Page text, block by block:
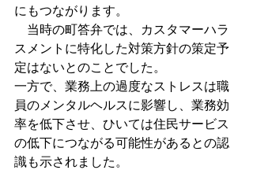
にもつながります。
当時の町答弁では、カスタマーハラ
スメントに特化した対策方針の策定予
定はないとのことでした。
一方で、業務上の過度なストレスは職
員のメンタルヘルスに影響し、業務効
率を低下させ、ひいては住民サービス
の低下につながる可能性があるとの認
識も示されました。